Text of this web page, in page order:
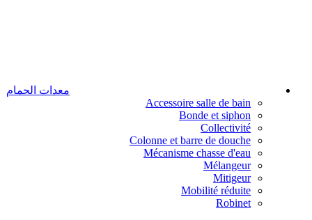
معدات الحمام
Accessoire salle de bain
Bonde et siphon
Collectivité
Colonne et barre de douche
Mécanisme chasse d'eau
Mélangeur
Mitigeur
Mobilité réduite
Robinet